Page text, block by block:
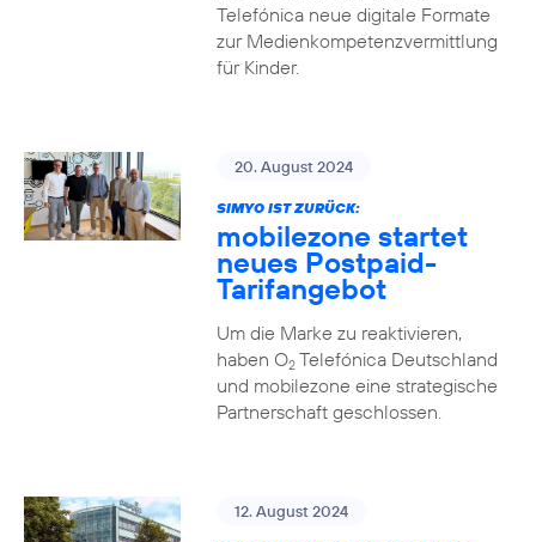
Telefónica neue digitale Formate
zur Medienkompetenzvermittlung
für Kinder.
20. August 2024
SIMYO IST ZURÜCK:
mobilezone startet
neues Postpaid-
Tarifangebot
Um die Marke zu reaktivieren,
haben O2Telefónica Deutschland
und mobilezone eine strategische
Partnerschaft geschlossen.
12. August 2024